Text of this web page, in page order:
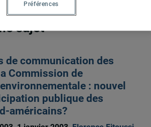
sujet
de communication des
Commission de
: nouvel
publique des
américains?
Préférences